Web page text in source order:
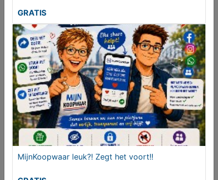
MijnKoopwaar leuk?! Zegt het voort!!
GRATIS
GRATIS
MijnKoopwaar leuk?! Zegt het voort!!